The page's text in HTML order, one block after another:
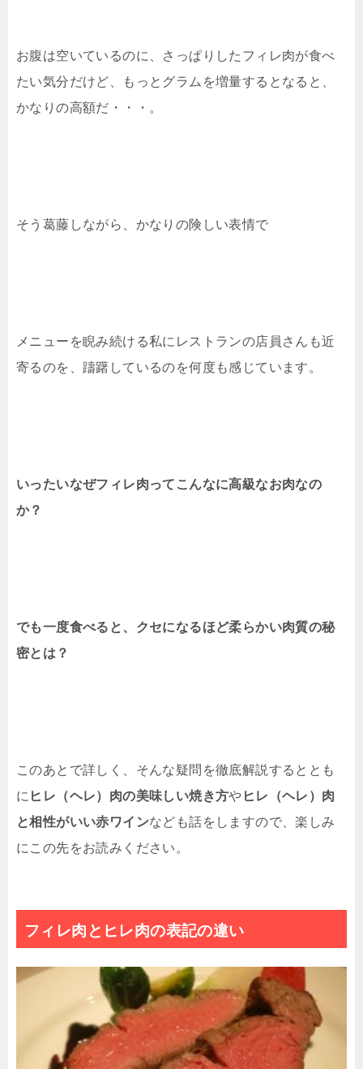
お腹は空いているのに、さっぱりしたフィレ肉が食べ
たい気分だけど、もっとグラムを増量するとなると、
かなりの高額だ・・・。
そう葛藤しながら、かなりの険しい表情で
メニューを睨み続ける私にレストランの店員さんも近
寄るのを、躊躇しているのを何度も感じています。
いったいなぜフィレ肉ってこんなに高級なお肉なの
か？
でも一度食べると、クセになるほど柔らかい肉質の秘
密とは？
このあとで詳しく、そんな疑問を徹底解説するととも
に ヒレ（ヘレ）肉の美味しい焼き方や ヒレ（ヘレ）肉
と相性がいい赤ワインなども話をしますので、楽しみ
にこの先をお読みください。
フィレ肉とヒレ肉の表記の違い